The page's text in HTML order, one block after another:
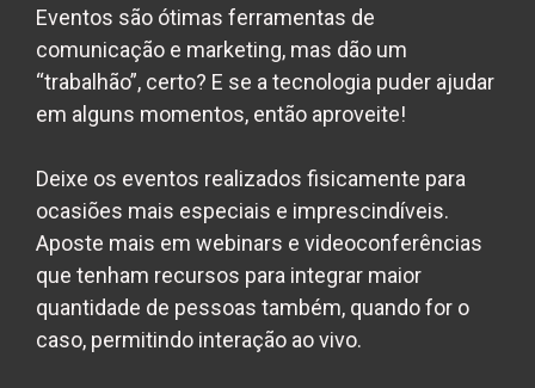
Eventos são ótimas ferramentas de
comunicação e marketing, mas dão um
“trabalhão”, certo? E se a tecnologia puder ajudar
em alguns momentos, então aproveite!
Deixe os eventos realizados fisicamente para
ocasiões mais especiais e imprescindíveis.
Aposte mais em webinars e videoconferências
que tenham recursos para integrar maior
quantidade de pessoas também, quando for o
caso, permitindo interação ao vivo.